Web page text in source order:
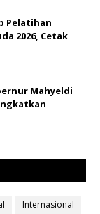
Pelatihan
2026, Cetak
Mahyeldi
Internasional